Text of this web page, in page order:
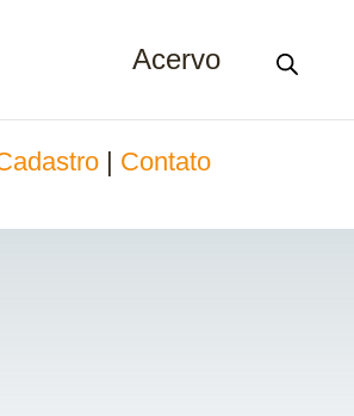
Acervo
Contato